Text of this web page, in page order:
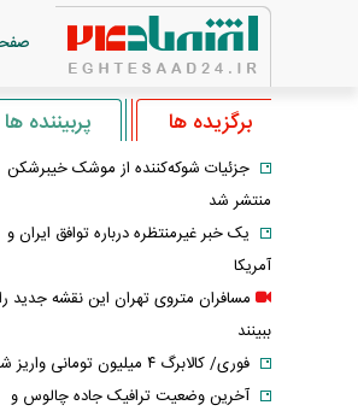
برگزیده ها پربیننده ها
جزئیات شوکه‌کننده از موشک خیبرشکن
منتشر شد
یک خبر غیرمنتظره درباره توافق ایران و
آمریکا
مسافران متروی تهران این نقشه جدید را
ببینند
فوری/ کالابرگ ۴ میلیون تومانی واریز شد
آخرین وضعیت ترافیک جاده چالوس و